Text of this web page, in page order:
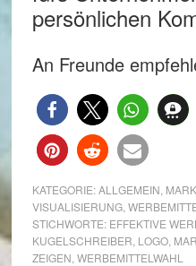
persönlichen
An Freunde
KATEGORIE:ALLGEMEIN
VISUALISIERUNG,
STICHWORTE: EFFEKTIVE
KUGELSCHREIBER LOGO,
ZEIGEN WERBEMITTELWAHL